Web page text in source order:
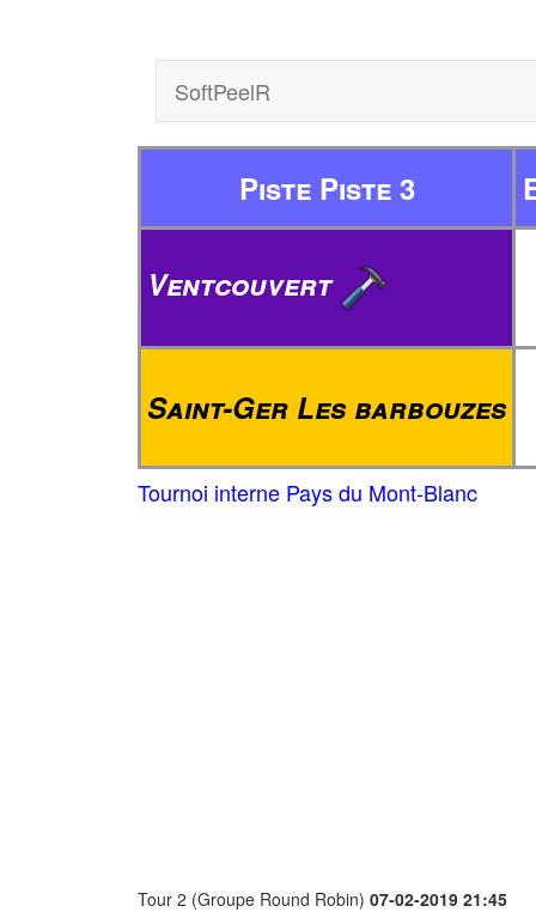
SoftPeelR
Piste Piste 3
Ventcouvert
Saint-Ger Les barbouzes
Tournoi interne Pays du Mont-Blanc
Tour 2 (Groupe Round Robin) 07-02-2019 21:45